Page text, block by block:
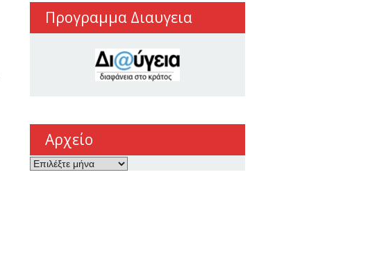
Προγραμμα Διαυγεια
Αρχείο
Αρχείο